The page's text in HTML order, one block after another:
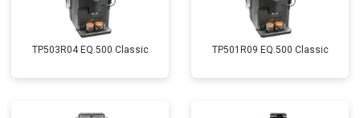
TP503R04 EQ.500 Classic TP501R09 EQ.500 Classic